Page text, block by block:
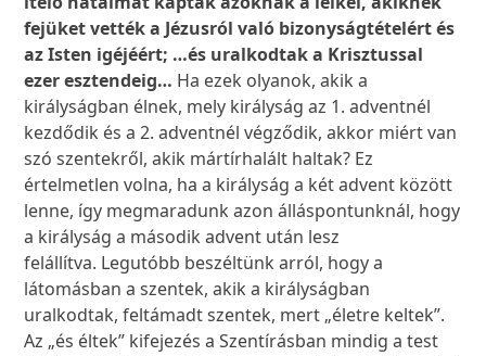
fejüket vették a Jézusról való bizonyságtételért és
az Isten igéjéért; …és uralkodtak a Krisztussal
ezer esztendeig… Ha ezek olyanok, akik a
királyságban élnek, mely királyság az 1. adventnél
kezdődik és a 2. adventnél végződik, akkor miért van
szó szentekről, akik mártírhalált haltak? Ez
értelmetlen volna, ha a királyság a két advent között
lenne, így megmaradunk azon álláspontunknál, hogy
a királyság a második advent után lesz
felállítva. Legutóbb beszéltünk arról, hogy a
látomásban a szentek, akik a királyságban
uralkodtak, feltámadt szentek, mert „életre keltek”.
Az „és éltek” kifejezés a Szentírásban mindig a test